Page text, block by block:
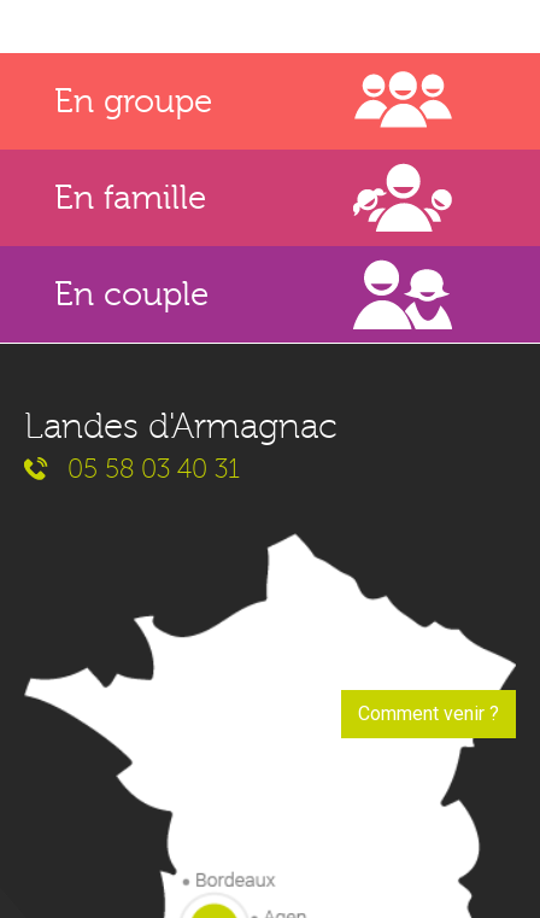
En groupe
En famille
En couple
Landes d'Armagnac
05 58 03 40 31
Comment venir ?